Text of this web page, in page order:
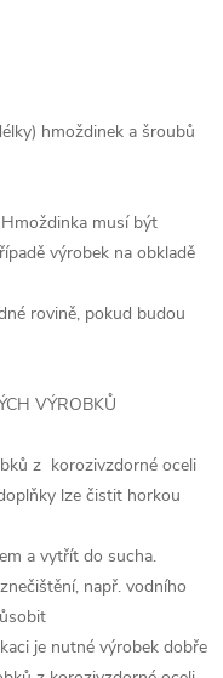
hmoždinek a šroubů
musí být
výrobek na obkladě
rovině, pokud budou
VÝROBKŮ
z korozivzdorné oceli
lze čistit horkou
a vytřít do sucha.
např. vodního
je nutné výrobek dobře